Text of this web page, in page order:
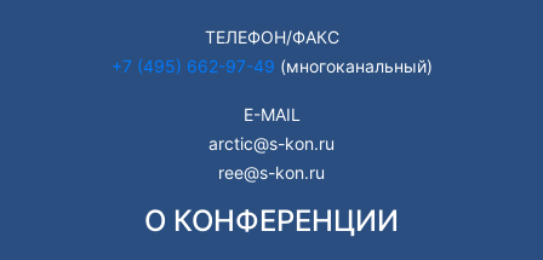
ТЕЛЕФОН/ФАКС
+7 (495) 662-97-49 (многоканальный)
E-MAIL
arctic@s-kon.ru
ree@s-kon.ru
О КОНФЕРЕНЦИИ